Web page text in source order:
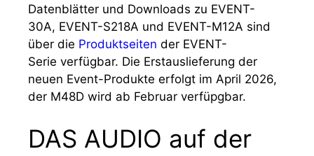
Datenblätter und Downloads zu EVENT-
30A, EVENT-S218A und EVENT-M12A sind
über die Produktseiten der EVENT-
Serie verfügbar. Die Erstauslieferung der
neuen Event-Produkte erfolgt im April 2026,
der M48D wird ab Februar verfüpgbar.
DAS AUDIO auf der